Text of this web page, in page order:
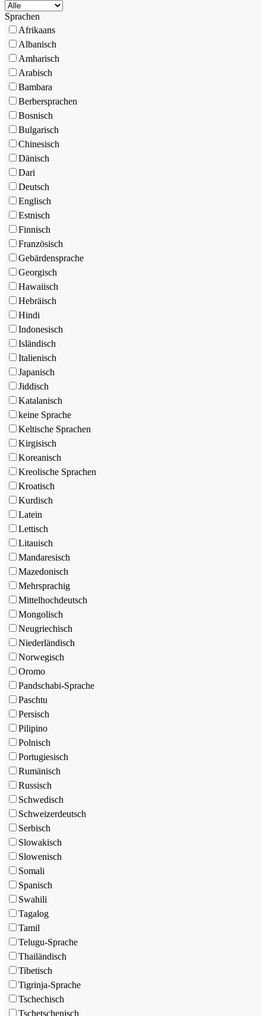
Sprachen
Afrikaans
Albanisch
Amharisch
Arabisch
Bambara
Berbersprachen
Bosnisch
Bulgarisch
Chinesisch
Dänisch
Dari
Deutsch
Englisch
Estnisch
Finnisch
Französisch
Gebärdensprache
Georgisch
Hawaiisch
Hebräisch
Hindi
Indonesisch
Isländisch
Italienisch
Japanisch
Jiddisch
Katalanisch
keine Sprache
Keltische Sprachen
Kirgisisch
Koreanisch
Kreolische Sprachen
Kroatisch
Kurdisch
Latein
Lettisch
Litauisch
Mandaresisch
Mazedonisch
Mehrsprachig
Mittelhochdeutsch
Mongolisch
Neugriechisch
Niederländisch
Norwegisch
Oromo
Pandschabi-Sprache
Paschtu
Persisch
Pilipino
Polnisch
Portugiesisch
Rumänisch
Russisch
Schwedisch
Schweizerdeutsch
Serbisch
Slowakisch
Slowenisch
Somali
Spanisch
Swahili
Tagalog
Tamil
Telugu-Sprache
Thailändisch
Tibetisch
Tigrinja-Sprache
Tschechisch
Tschetschenisch